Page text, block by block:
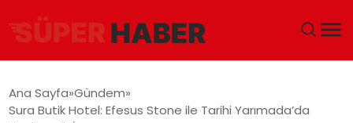
Ana Sayfa Gündem
Sura Butik Hotel: Efesus Stone ile Tarihi Yarımada’da